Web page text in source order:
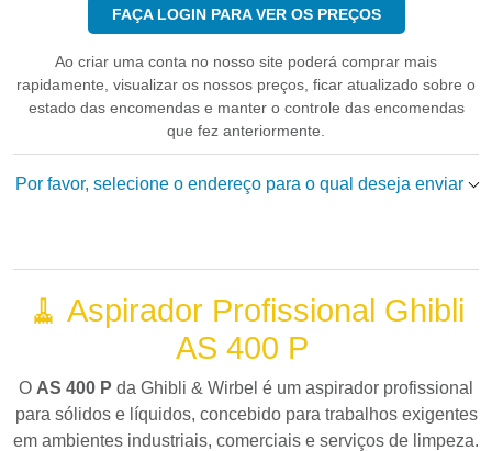
FAÇA LOGIN PARA VER OS PREÇOS
Ao criar uma conta no nosso site poderá comprar mais
rapidamente, visualizar os nossos preços, ficar atualizado sobre o
estado das encomendas e manter o controle das encomendas
que fez anteriormente.
Por favor, selecione o endereço para o qual deseja enviar
🧹 Aspirador Profissional Ghibli
AS 400 P
O AS 400 P da Ghibli & Wirbel é um aspirador profissional
para sólidos e líquidos, concebido para trabalhos exigentes
em ambientes industriais, comerciais e serviços de limpeza.